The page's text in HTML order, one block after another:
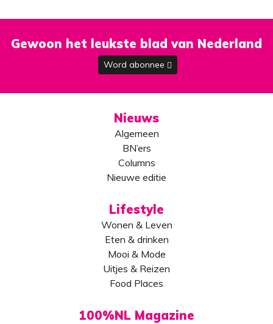
Gewoon het leukste blad van Nederland
Word abonnee
Nieuws
Algemeen
BN’ers
Columns
Nieuwe editie
Lifestyle
Wonen & Leven
Eten & drinken
Mooi & Mode
Uitjes & Reizen
Food Places
100%NL Magazine